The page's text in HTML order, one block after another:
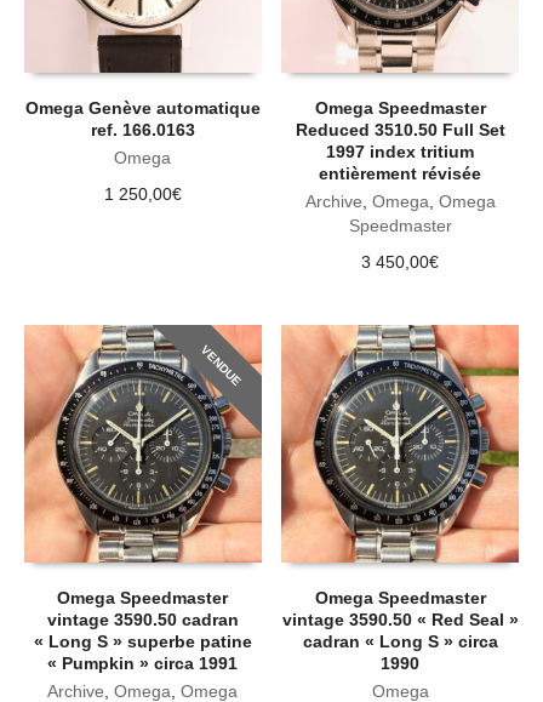
Omega Genève automatique
ref. 166.0163
Omega
1 250,00€
Omega Speedmaster
Reduced 3510.50 Full Set
1997 index tritium
entièrement révisée
Archive, Omega, Omega
Speedmaster
3 450,00€
VENDUE
Omega Speedmaster
vintage 3590.50 cadran
« Long S » superbe patine
« Pumpkin » circa 1991
Archive ,Omega ,Omega
Omega Speedmaster
vintage 3590.50 « Red Seal »
cadran « Long S » circa
1990
Omega